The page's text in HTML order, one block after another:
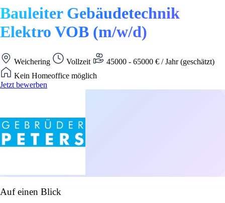
Bauleiter Gebäudetechnik
Elektro VOB (m/w/d)
Weichering Vollzeit
45000 - 65000 € / Jahr (geschätzt)
Kein Homeoffice möglich
Jetzt bewerben
Auf einen Blick